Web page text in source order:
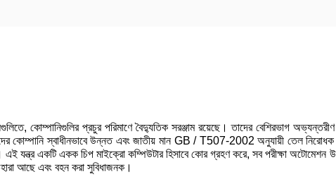
কোম্পানিগুলির প্রচুর পরিমাণে বৈদ্যুতিক সরঞ্জাম রয়েছে। তাদের বেশিরভাগ
কোম্পানি স্বাধীনভাবে উন্নত এবং জাতীয় মান GB / T507-2002 অনুযায়ী তেল
একটি একক চিপ মাইক্রো কম্পিউটার হিসাবে কোর গ্রহণ করে, সব পরীক্ষা অটোমেশন
আছে এবং বহন করা সুবিধাজনক।